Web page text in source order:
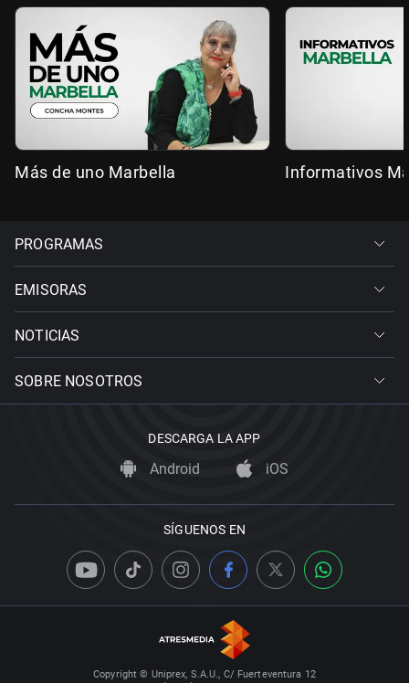
Más de uno Marbella Informativos
PROGRAMAS
EMISORAS
NOTICIAS
SOBRE NOSOTROS
DESCARGA LA APP
Android iOS
SÍGUENOS EN
Copyright © Uniprex, S.A.U., C/ Fuerteventura 12